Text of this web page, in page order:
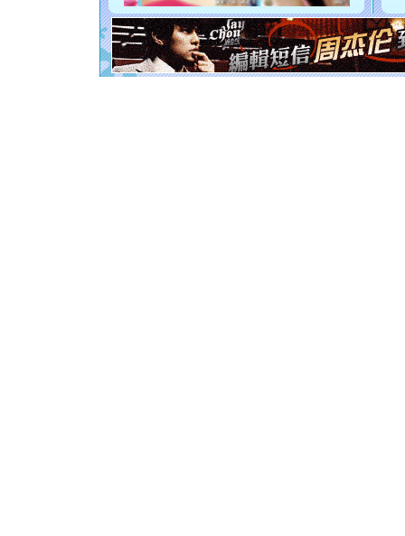
[元旦]
起；二是
离。水晶
[元旦]当
泣，这痛